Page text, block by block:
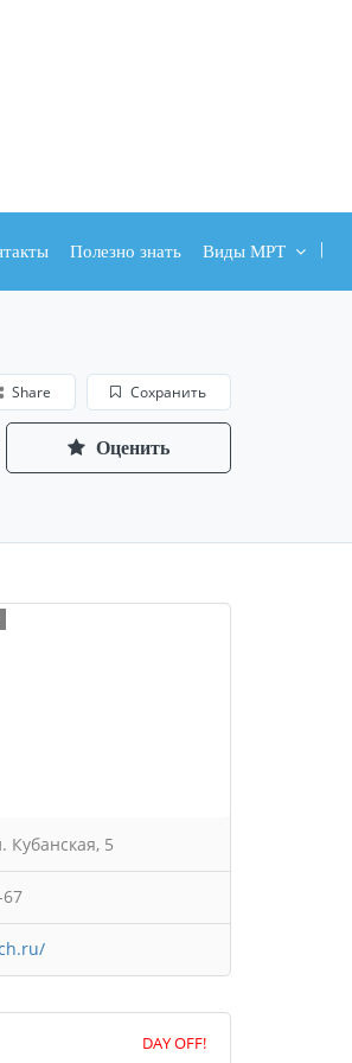
Полезно знать Виды МРТ
Сохранить
Share
Оценить
Кубанская, 5
67
DAY OFF!